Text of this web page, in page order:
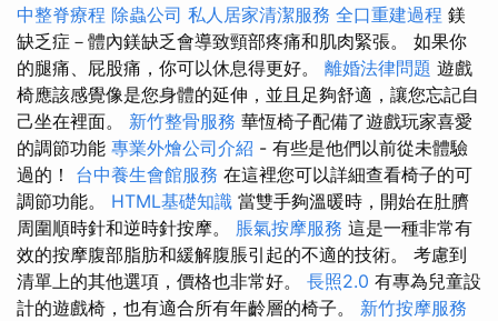
中整脊療程 除蟲公司 私人居家清潔服務 全口重建過程 鎂
缺乏症－體內鎂缺乏會導致頸部疼痛和肌肉緊張。 如果你
的腿痛、屁股痛，你可以休息得更好。 離婚法律問題 遊戲
椅應該感覺像是您身體的延伸，並且足夠舒適，讓您忘記自
己坐在裡面。 新竹整骨服務 華恆椅子配備了遊戲玩家喜愛
的調節功能 專業外燴公司介紹 - 有些是他們以前從未體驗
過的！ 台中養生會館服務 在這裡您可以詳細查看椅子的可
調節功能。 HTML基礎知識 當雙手夠溫暖時，開始在肚臍
周圍順時針和逆時針按摩。 脹氣按摩服務 這是一種非常有
效的按摩腹部脂肪和緩解腹脹引起的不適的技術。 考慮到
清單上的其他選項，價格也非常好。 長照2.0 有專為兒童設
計的遊戲椅，也有適合所有年齡層的椅子。 新竹按摩服務